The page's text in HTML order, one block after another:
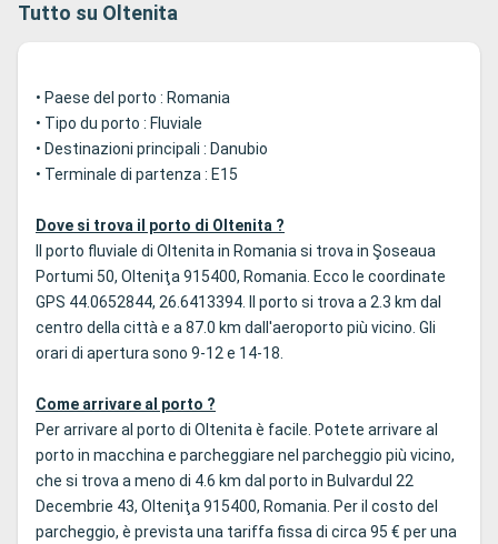
Tutto su Oltenita
• Paese del porto : Romania
• Tipo du porto : Fluviale
• Destinazioni principali : Danubio
• Terminale di partenza : E15
Dove si trova il porto di Oltenita ?
Il porto fluviale di Oltenita in Romania si trova in Şoseaua
Portumi 50, Olteniţa 915400, Romania. Ecco le coordinate
GPS 44.0652844, 26.6413394. Il porto si trova a 2.3 km dal
centro della città e a 87.0 km dall'aeroporto più vicino. Gli
orari di apertura sono 9-12 e 14-18.
Come arrivare al porto ?
Per arrivare al porto di Oltenita è facile. Potete arrivare al
porto in macchina e parcheggiare nel parcheggio più vicino,
che si trova a meno di 4.6 km dal porto in Bulvardul 22
Decembrie 43, Olteniţa 915400, Romania. Per il costo del
parcheggio, è prevista una tariffa fissa di circa 95 € per una